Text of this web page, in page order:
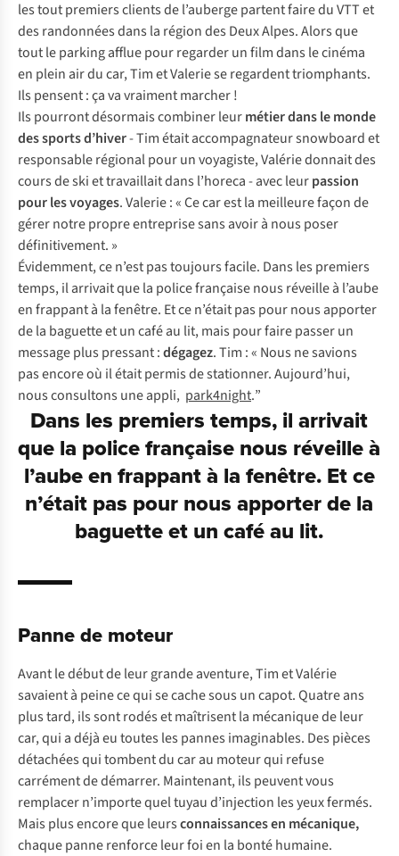
les tout premiers clients de l’auberge partent faire du VTT et
des randonnées dans la région des Deux Alpes. Alors que
tout le parking afflue pour regarder un film dans le cinéma
en plein air du car, Tim et Valerie se regardent triomphants.
Ils pensent : ça va vraiment marcher!
Ils pourront désormais combiner leurmétier dans le monde
des sports d’hiver- Tim était accompagnateur snowboard et
responsable régional pour un voyagiste, Valérie donnait des
cours de ski et travaillait dans l’horeca - avec leurpassion
pour les voyages. Valerie : « Ce car est la meilleure façon de
gérer notre propre entreprise sans avoir à nous poser
définitivement. »
Évidemment, ce n’est pas toujours facile. Dans les premiers
temps, il arrivait que la police française nous réveille à l’aube
en frappant à la fenêtre. Et ce n’était pas pour nous apporter
de la baguette et un café au lit, mais pour faire passer un
message plus pressant :dégagez. Tim : « Nous ne savions
pas encore où il était permis de stationner. Aujourd’hui,
nous consultons une appli, park4night.”
Dans les premiers temps, il arrivait
que la police française nous réveille à
l’aube en frappant à la fenêtre. Et ce
n’était pas pour nous apporter de la
baguette et un café au lit.
Panne de moteur
Avant le début de leur grande aventure, Tim et Valérie
savaient à peine ce qui se cache sous un capot. Quatre ans
plus tard, ils sont rodés et maîtrisent la mécanique de leur
car, qui a déjà eu toutes les pannes imaginables. Des pièces
détachées qui tombent du car au moteur qui refuse
carrémentde démarrer. Maintenant, ils peuvent vous
remplacer n’importe quel tuyau d’injection les yeux fermés.
Mais plus encore que leursconnaissances en mécanique,
chaque panne renforce leur foi en la bonté humaine.